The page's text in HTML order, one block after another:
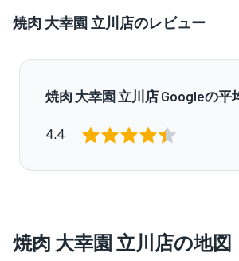
焼肉 大幸園 立川店のレビュー
焼肉 大幸園 立川店 Googleの平
4.4
焼肉 大幸園 立川店の地図